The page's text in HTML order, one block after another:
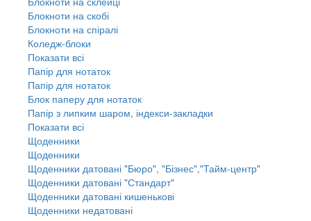
Блокноти на скобі
Блокноти на спіралі
Коледж-блоки
Показати всі
Папір для нотаток
Папір для нотаток
Блок паперу для нотаток
Папір з липким шаром, індекси-закладки
Показати всі
Щоденники
Щоденники
Щоденники датовані "Бюро", "Бізнес","Тайм-центр"
Щоденники датовані "Стандарт"
Щоденники датовані кишенькові
Щоденники недатовані